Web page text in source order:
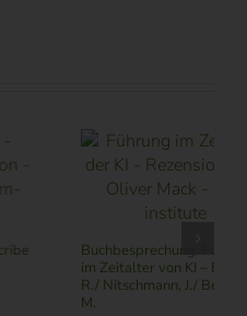
Buchbesprechung: Führung
im Zeitalter von KI – Butler,
R./ Nitschmann, J./ Becking,